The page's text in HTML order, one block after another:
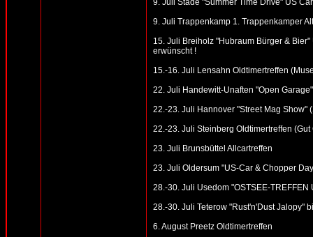
9. Juli Stade "Summer Time Drive" US
9. Juli Trappenkamp 1. Trappenkamper
15. Juli Breiholz "Hubraum Bürger &
erwünscht !
15.-16. Juli Lensahn Oldtimertreffen
22. Juli Handewitt-Unaften "Open
22.-23. Juli Hannover "Street Mag Show"
22.-23. Juli Steinberg Oldtimertreffen
23. Juli Brunsbüttel Allcartreffen
23. Juli Oldersum "US-Car & Chopper
28.-30. Juli Usedom "OSTSEE-TREFFEN
28.-30. Juli Teterow "Rust'n'Dust Jalopy"
6. August Preetz Oldtimertreffen